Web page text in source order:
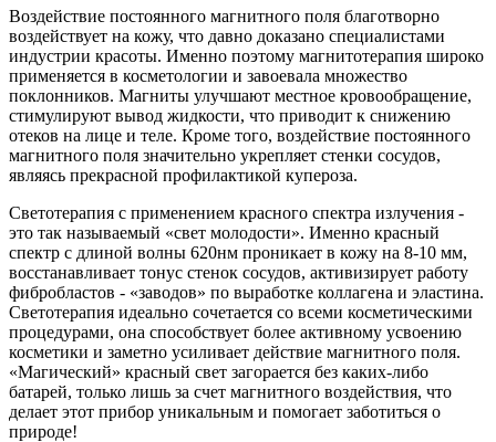
Воздействие постоянного магнитного поля благотворно
воздействует на кожу, что давно доказано специалистами
индустрии красоты. Именно поэтому магнитотерапия широко
применяется в косметологии и завоевала множество
поклонников. Магниты улучшают местное кровообращение,
стимулируют вывод жидкости, что приводит к снижению
отеков на лице и теле. Кроме того, воздействие постоянного
магнитного поля значительно укрепляет стенки сосудов,
являясь прекрасной профилактикой купероза.
Светотерапия с применением красного спектра излучения -
это так называемый «свет молодости». Именно красный
спектр с длиной волны 620нм проникает в кожу на 8-10 мм,
восстанавливает тонус стенок сосудов, активизирует работу
фибробластов - «заводов» по выработке коллагена и эластина.
Светотерапия идеально сочетается со всеми косметическими
процедурами, она способствует более активному усвоению
косметики и заметно усиливает действие магнитного поля.
«Магический» красный свет загорается без каких-либо
батарей, только лишь за счет магнитного воздействия, что
делает этот прибор уникальным и помогает заботиться о
природе!